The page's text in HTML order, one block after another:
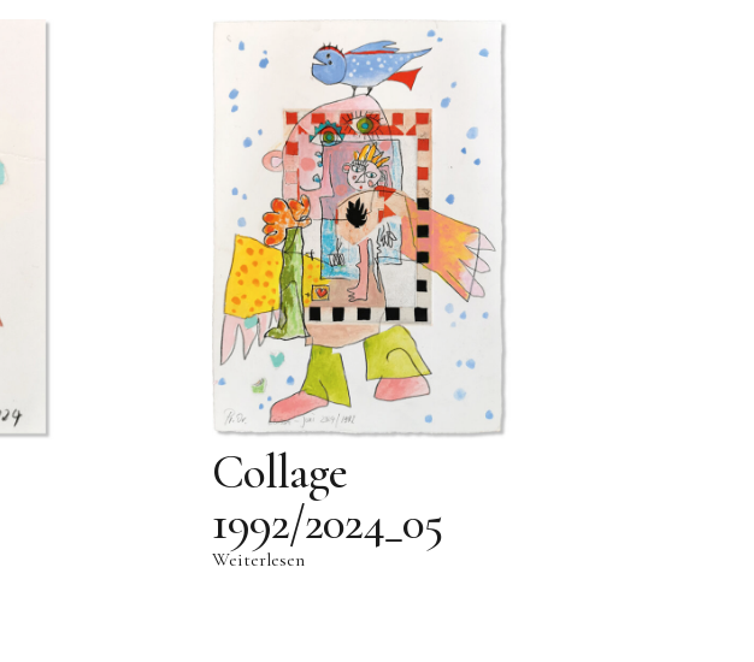
Collage
1992/2024_05
Weiterlesen